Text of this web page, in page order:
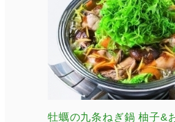
牡蠣の九条ねぎ鍋 柚子&